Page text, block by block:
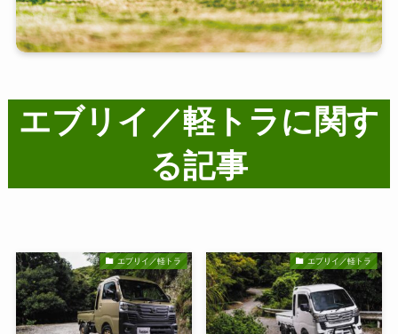
エブリイ／軽トラに関す
る記事
エブリイ／軽トラ エブリイ／軽トラ